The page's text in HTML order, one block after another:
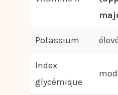
Potassium
Index
glycémique